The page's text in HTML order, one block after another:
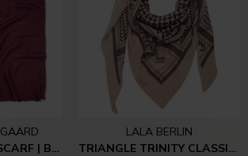
CASHMA SMALL SCARF | BURGUNDY
LALA BERLIN
TRIANGLE TRINITY CLASSIC | DUNE BEIGE